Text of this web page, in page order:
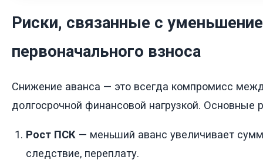
Риски, связанные с
первоначального взноса
Снижение аванса — это всегда компромисс
долгосрочной финансовой нагрузкой. Основные
Рост ПСК — меньший аванс увеличивает
следствие, переплату.